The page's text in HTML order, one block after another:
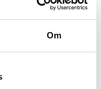
Om
så
syr i det. Tråden
ifall du skall